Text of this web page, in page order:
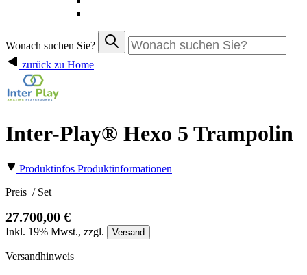
Wonach suchen Sie?
zurück zu Home
Inter-Play® Hexo 5 Trampolin
Produktinfos Produktinformationen
Preis / Set
27.700,00 €
Inkl. 19% Mwst., zzgl. Versand
Versandhinweis